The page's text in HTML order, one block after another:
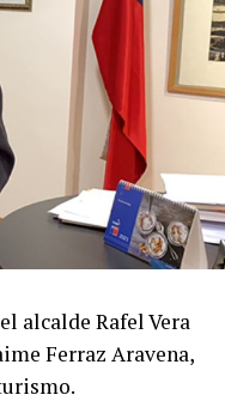
alcalde Rafel Vera
Ferraz Aravena,